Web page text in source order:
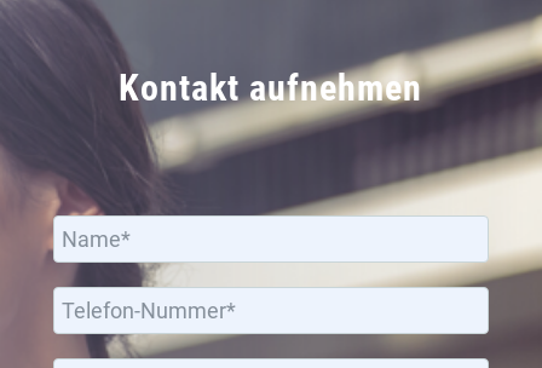
Kontakt aufnehmen
Bitte lassen Sie dieses Feld leer.